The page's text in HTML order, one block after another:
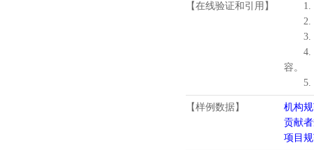
【在线验证和引用】
1.
2.
3.
4.
容。
5.
【样例数据】
机构
贡献
项目